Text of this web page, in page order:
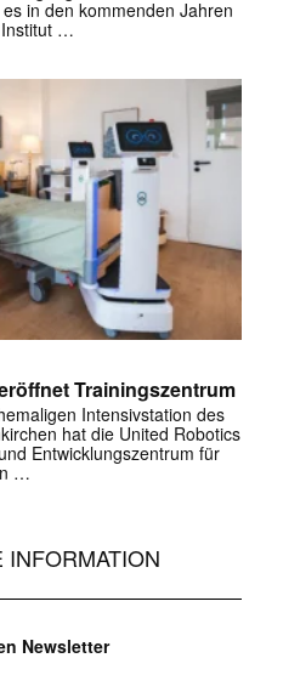
in den kommenden Jahren
Institut …
Trainingszentrum
Intensivstation des
hat die United Robotics
Entwicklungszentrum für
…
Newsletter